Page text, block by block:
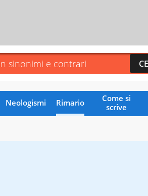
Neologismi Rimario
Come si
scrive